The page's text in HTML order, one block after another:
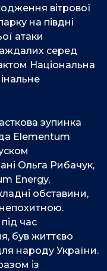
вітрової
на півдні
атаки
серед
Національна
зупинка
Elementum
Ольга Рибачук,
Energy,
обставини,
час
був життєво
народу України.
із